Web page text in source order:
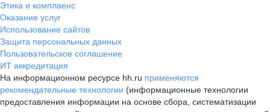
Этика и комплаенс
Оказание услуг
Использование сайтов
Защита персональных данных
Пользовательское соглашение
ИТ аккредитация
На информационном ресурсе hh.ru применяются
рекомендательные технологии (информационные технологии
предоставления информации на основе сбора, систематизации